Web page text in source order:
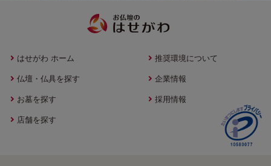
はせがわ ホーム
仏壇・仏具を探す
お墓を探す
店舗を探す
推奨環境について
企業情報
採用情報